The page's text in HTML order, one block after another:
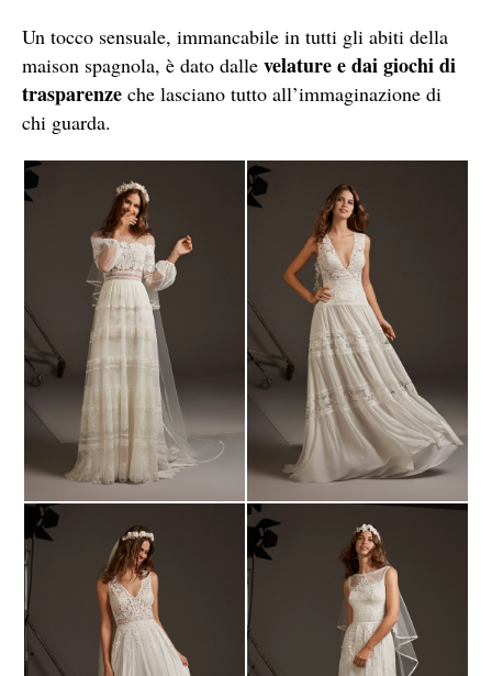
Un tocco sensuale, immancabile in tutti gli abiti della
maison spagnola, è dato dalle velature e dai giochi di
trasparenze che lasciano tutto all’immaginazione di
chi guarda.